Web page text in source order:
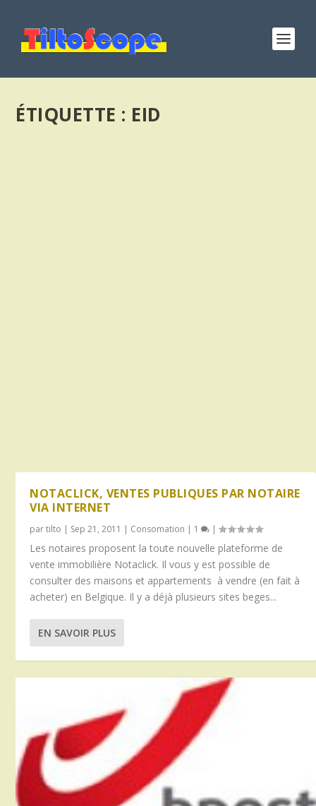
ÉTIQUETTE : EID
NOTACLICK, VENTES PUBLIQUES PAR NOTAIRE
VIA INTERNET
partilto | Sep 21, 2011 | Consomation | 1 |
Les notaires proposent la toute nouvelle plateforme de
vente immobilière Notaclick. Il vous y est possible de
consulter des maisons et appartements à vendre (en fait à
acheter) en Belgique. Il y a déjà plusieurs sites beges...
EN SAVOIR PLUS